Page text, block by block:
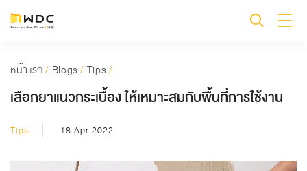
หน้าแรก/ Blogs / Tips /
เลือกยาแนวกระเบื้อง ให้เหมาะสมกับพื้นที่การใช้งาน
Tips 18 Apr 2022